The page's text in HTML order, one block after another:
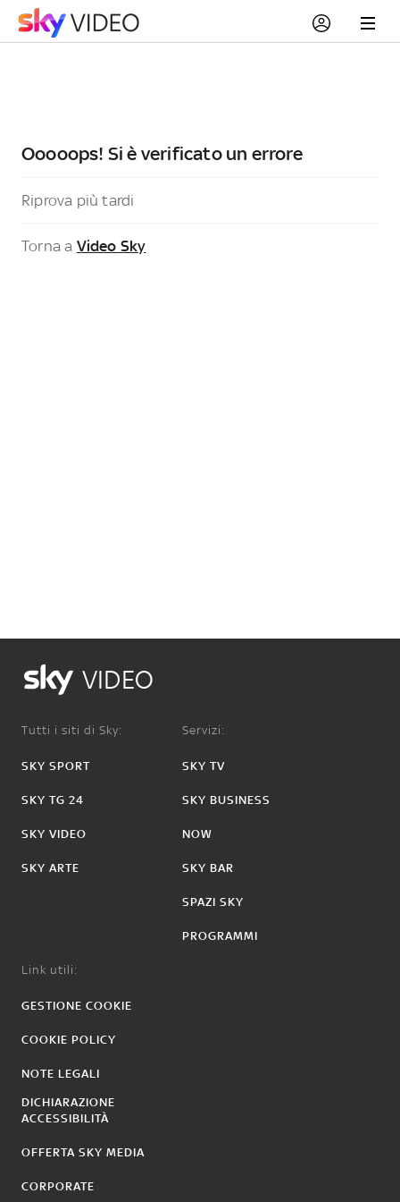
Ooooops! Si è verificato un errore
Riprova più tardi
Torna a Video Sky
VIDEO
Tutti i siti di Sky:
SKY SPORT
SKY TG 24
SKY VIDEO
SKY ARTE
Servizi:
SKY TV
SKY BUSINESS
NOW
SKY BAR
SPAZI SKY
PROGRAMMI
Link utili:
GESTIONE COOKIE
COOKIE POLICY
NOTE LEGALI
DICHIARAZIONE
ACCESSIBILITÀ
OFFERTA SKY MEDIA
CORPORATE